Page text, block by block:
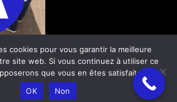
© – Tous droits réservés
cookies pour vous garantir la meilleure
site web. Si vous continuez à utiliser ce
que vous en êtes satisfait.
OK
Non